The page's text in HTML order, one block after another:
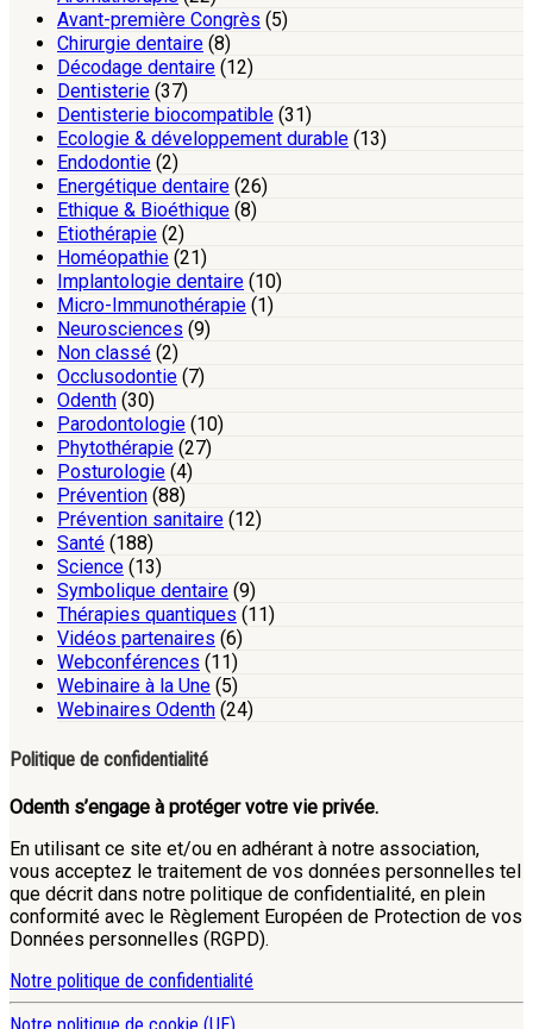
Avant-première Congrès (5)
Chirurgie dentaire (8)
Décodage dentaire (12)
Dentisterie (37)
Dentisterie biocompatible (31)
Ecologie & développement durable (13)
Endodontie (2)
Energétique dentaire (26)
Ethique & Bioéthique (8)
Etiothérapie (2)
Homéopathie (21)
Implantologie dentaire (10)
Micro-Immunothérapie (1)
Neurosciences (9)
Non classé (2)
Occlusodontie (7)
Odenth (30)
Parodontologie (10)
Phytothérapie (27)
Posturologie (4)
Prévention (88)
Prévention sanitaire (12)
Santé (188)
Science (13)
Symbolique dentaire (9)
Thérapies quantiques (11)
Vidéos partenaires (6)
Webconférences (11)
Webinaire à la Une (5)
Webinaires Odenth (24)
Politique de confidentialité
Odenth s’engage à protéger votre vie privée.
En utilisant ce site et/ou en adhérant à notre association,
vous acceptez le traitement de vos données personnelles tel
que décrit dans notre politique de confidentialité, en plein
conformité avec le Règlement Européen de Protection de vos
Données personnelles (RGPD).
Notre politique de confidentialité